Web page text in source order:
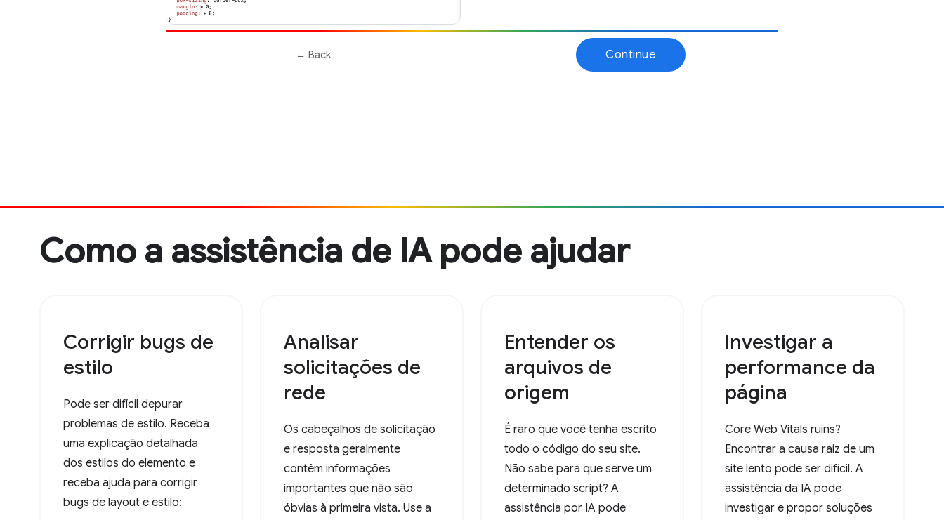
Como a assistência de IA pode ajudar
Corrigir bugs de
estilo
Pode ser difícil depurar
problemas de estilo. Receba
uma explicação detalhada
dos estilos do elemento e
receba ajuda para corrigir
bugs de layout e estilo:
Analisar
solicitações de
rede
Os cabeçalhos de solicitação
e resposta geralmente
contêm informações
importantes que não são
óbvias à primeira vista. Use a
Entender os
arquivos de
origem
É raro que você tenha escrito
todo o código do seu site.
Não sabe para que serve um
determinado script? A
assistência por IA pode
Investigar a
performance da
página
Core Web Vitals ruins?
Encontrar a causa raiz de um
site lento pode ser difícil. A
assistência da IA pode
investigar e propor soluções